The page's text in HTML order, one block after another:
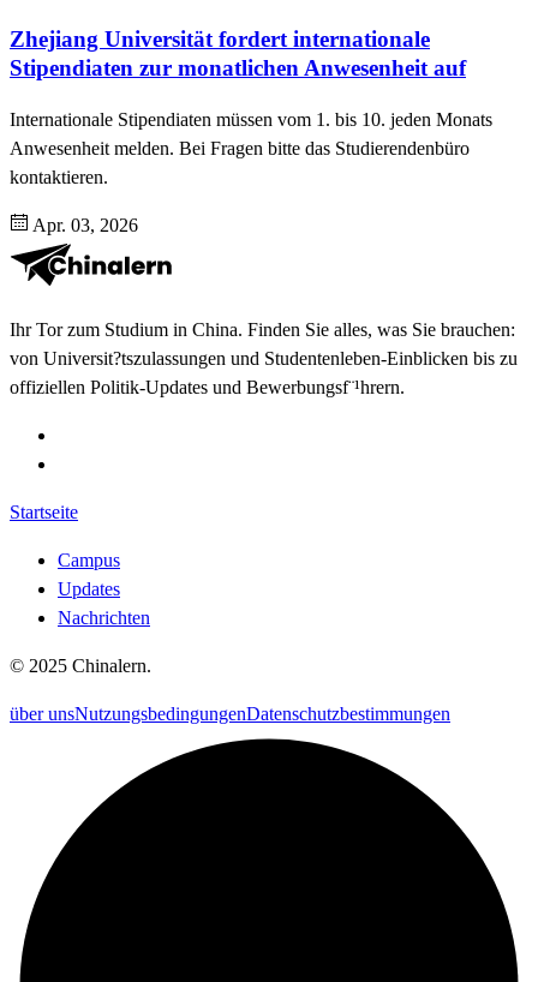
Zhejiang Universität fordert internationale
Stipendiaten zur monatlichen Anwesenheit auf
Internationale Stipendiaten müssen vom 1. bis 10. jeden Monats
Anwesenheit melden. Bei Fragen bitte das Studierendenbüro
kontaktieren.
Apr. 03, 2026
Ihr Tor zum Studium in China. Finden Sie alles, was Sie brauchen:
von Universit?tszulassungen und Studentenleben-Einblicken bis zu
offiziellen Politik-Updates und Bewerbungsf¨¹hrern.
Startseite
Campus
Updates
Nachrichten
© 2025 Chinalern.
über unsNutzungsbedingungenDatenschutzbestimmungen